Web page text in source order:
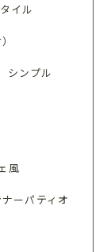
イル
シンプル
風
ーパティオ